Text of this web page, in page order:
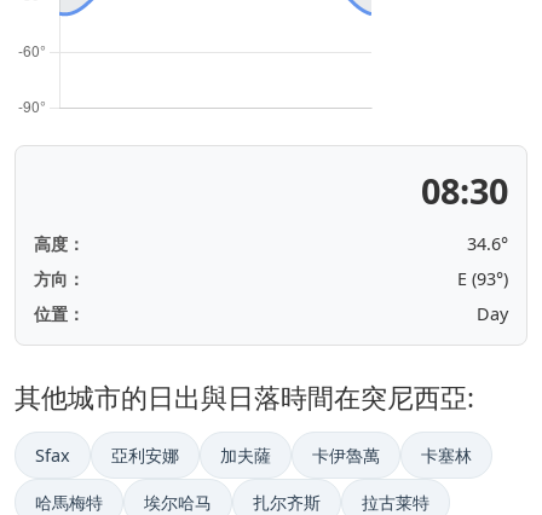
08:30
高度：
34.6°
方向：
E (93°)
位置：
Day
其他城市的日出與日落時間在突尼西亞:
Sfax 亞利安娜 加夫薩 卡伊魯萬 卡塞林
哈馬梅特 埃尔哈马 扎尔齐斯 拉古莱特